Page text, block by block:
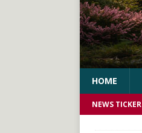
HOME
NEWS TICKER